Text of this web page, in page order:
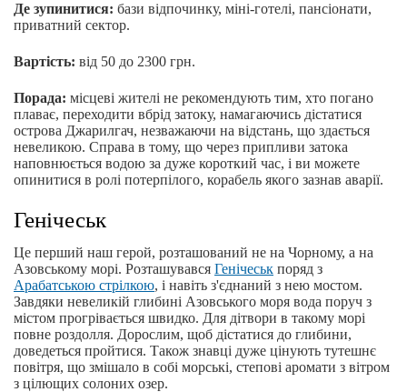
Де зупинитися: бази відпочинку, міні-готелі, пансіонати,
приватний сектор.
Вартість: від 50 до 2300 грн.
Порада: місцеві жителі не рекомендують тим, хто погано
плаває, переходити вбрід затоку, намагаючись дістатися
острова Джарилгач, незважаючи на відстань, що здається
невеликою. Справа в тому, що через припливи затока
наповнюється водою за дуже короткий час, і ви можете
опинитися в ролі потерпілого, корабель якого зазнав аварії.
Генічеськ
Це перший наш герой, розташований не на Чорному, а на
Азовському морі. Розташувався Генічеськ поряд з
Арабатською стрілкою, і навіть з'єднаний з нею мостом.
Завдяки невеликій глибині Азовського моря вода поруч з
містом прогрівається швидко. Для дітвори в такому морі
повне роздолля. Дорослим, щоб дістатися до глибини,
доведеться пройтися. Також знавці дуже цінують тутешнє
повітря, що змішало в собі морські, степові аромати з вітром
з цілющих солоних озер.